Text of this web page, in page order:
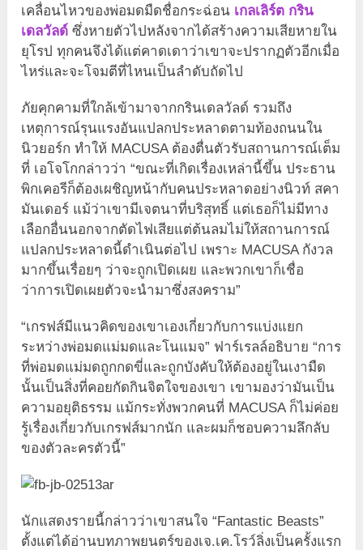
เคลื่อนไหวของพ่อมดมืดชื่อกระฉ่อน เกลเลิร์ต กริน
เดลวัลด์ ซึ่งหายตัวไปหลังจากได้สร้างความเสียหายใน
ยุโรป ทุกคนจึงได้แต่คาดเดาว่าเขาจะปรากฏตัวอีกเมื่อ
ไหร่และจะโจมตีที่ไหนเป็นลำดับถัดไป
ภัยคุกคามที่ใกล้เข้ามาจากกรินเดลวัลด์ รวมถึง
เหตุการณ์รุนแรงอันแปลกประหลาดตามท้องถนนใน
นิวยอร์ก ทำให้ MACUSA ต้องตื่นตัวรับสถานการณ์เต็ม
ที่ เอโจโกกล่าวว่า “ขณะที่เกิดเรื่องเหล่านี้ขึ้น ประธาน
พิกเคอรีก็ต้องเผชิญหน้ากับคนประหลาดอย่างนิวท์ สคา
มันเดอร์ แม้ว่าเขามีเจตนาที่บริสุทธิ์ แต่เธอก็ไม่มีทาง
เลือกอื่นนอกจากตัดไฟเสียแต่ต้นลมไม่ให้สถานการณ์
แปลกประหลาดนี้ดำเนินต่อไป เพราะ MACUSA กังวล
มากขึ้นเรื่อยๆ ว่าจะถูกเปิดเผย และพวกเขาก็เชื่อ
ว่าการเปิดเผยตัวจะนำมาซึ่งสงคราม”
“เกรฟส์มีแนวคิดของเขาเองเกี่ยวกับการแบ่งแยก
ระหว่างพ่อมดแม่มดและโนแมจ” ฟาร์เรลล์อธิบาย “การ
ที่พ่อมดแม่มดถูกกดขี่และถูกบังคับให้ต้องอยู่ในเงามืด
นั้นเป็นสิ่งที่คอยกัดกินจิตใจของเขา เขามองว่ามันเป็น
ความอยุติธรรม แม้กระทั่งพวกคนที่ MACUSA ก็ไม่ค่อย
รู้เรื่องเกี่ยวกับเกรฟส์มากนัก และผมก็ชอบความลึกลับ
ของตัวละครตัวนี้”
นักแสดงรายนี้กล่าวว่าเขาสนใจ “Fantastic Beasts”
ตั้งแต่ได้อ่านบทภาพยนตร์ของเจ.เค.โรว์ลิ่งเป็นครั้งแรก